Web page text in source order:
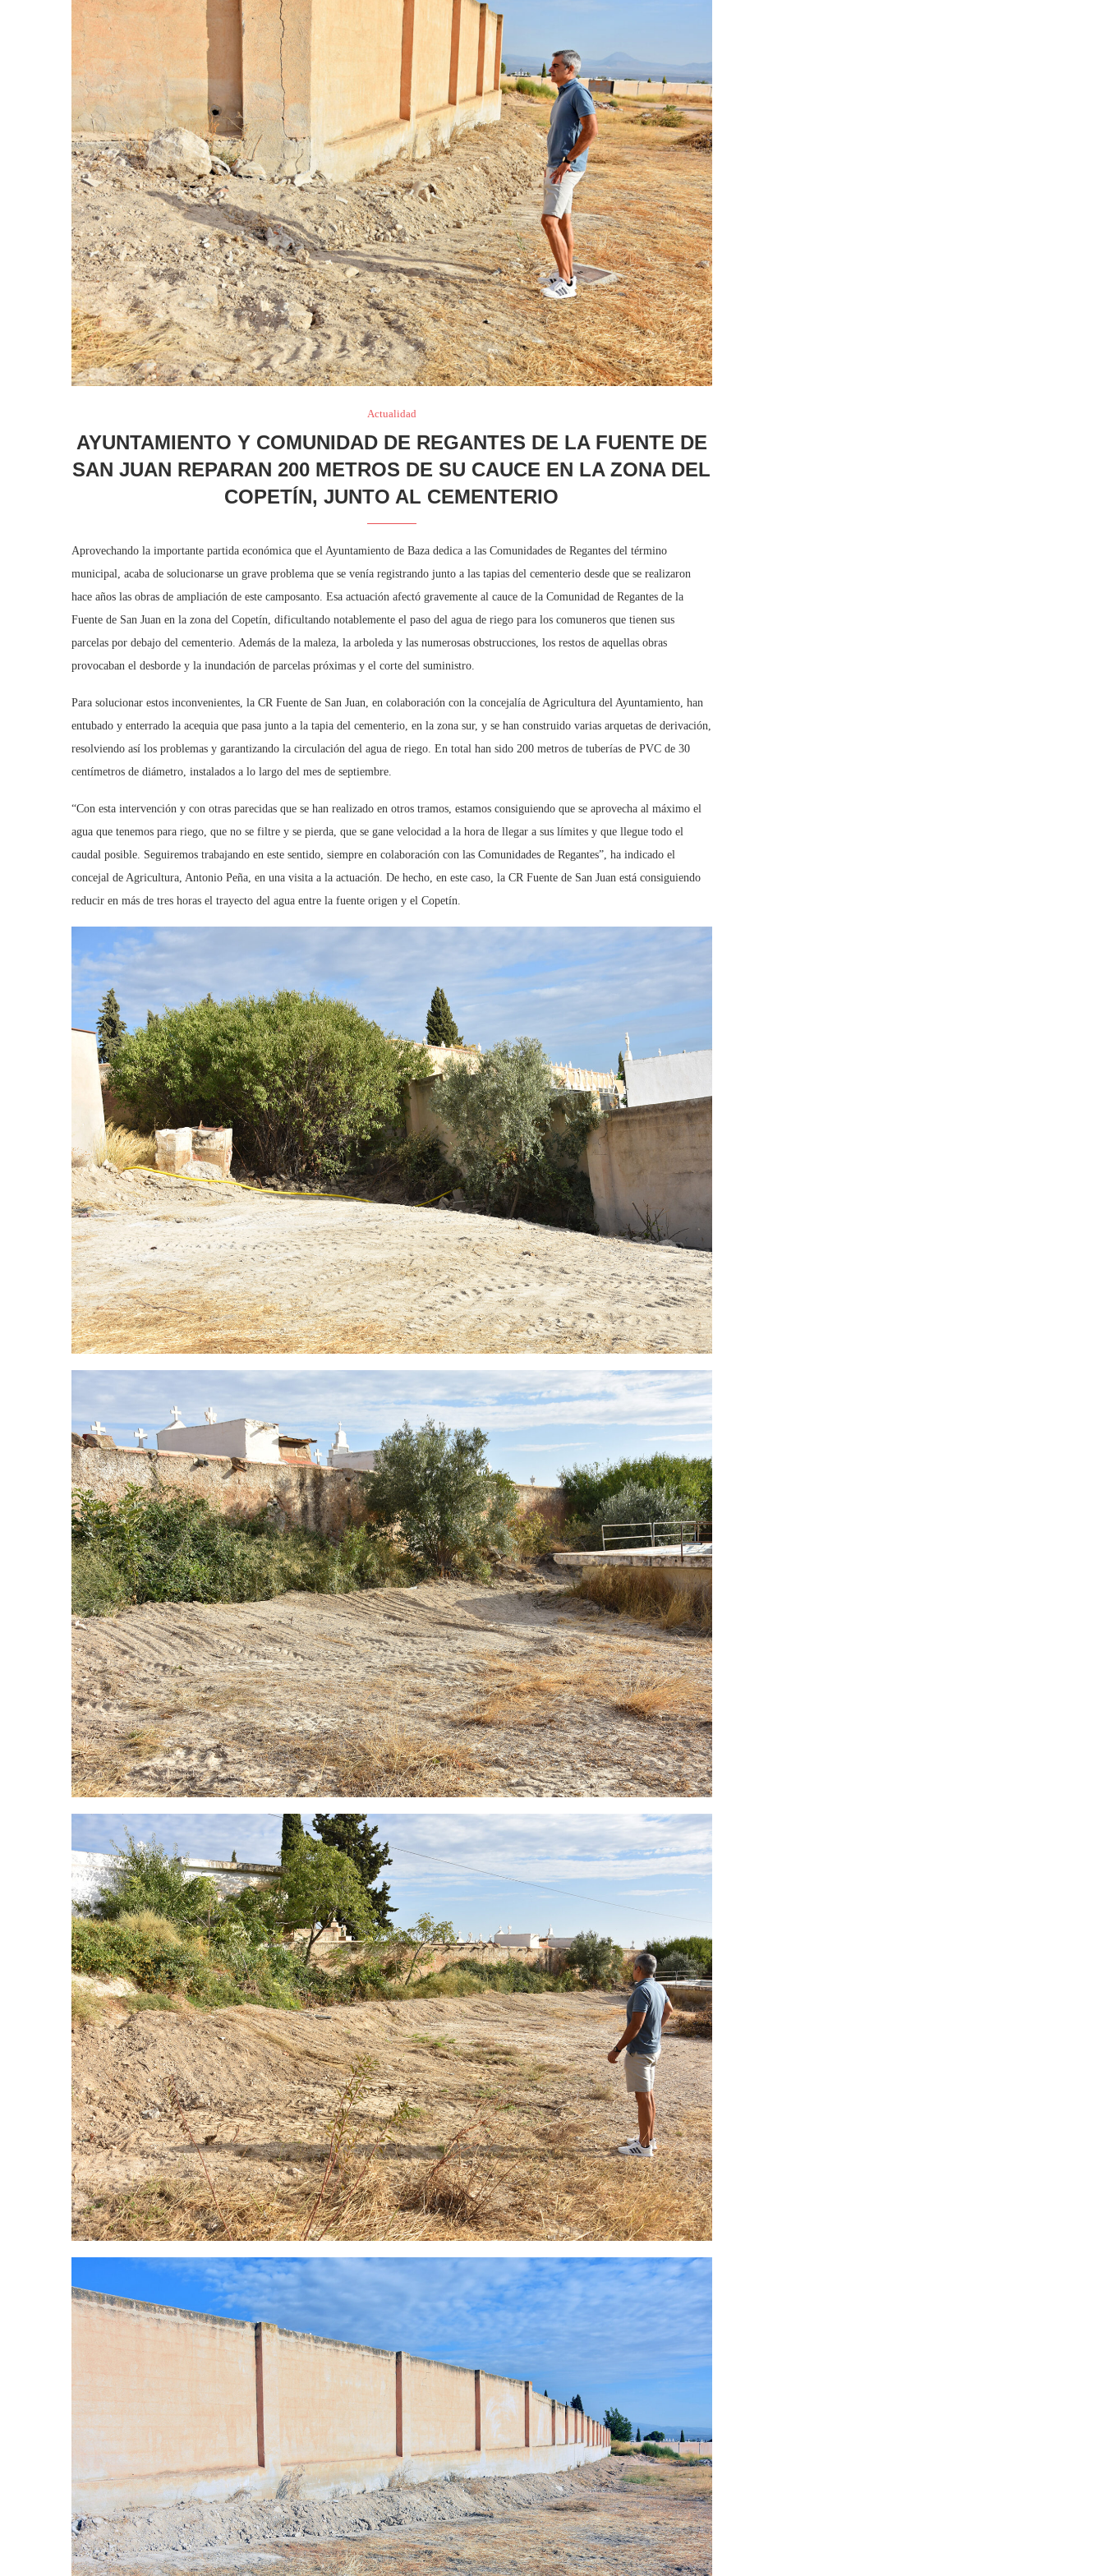
Actualidad
AYUNTAMIENTO Y COMUNIDAD DE REGANTES DE LA FUENTE DE
SAN JUAN REPARAN 200 METROS DE SU CAUCE EN LA ZONA DEL
COPETÍN, JUNTO AL CEMENTERIO
Aprovechando la importante partida económica que el Ayuntamiento de Baza dedica a las Comunidades de Regantes del término
municipal, acaba de solucionarse un grave problema que se venía registrando junto a las tapias del cementerio desde que se realizaron
hace años las obras de ampliación de este camposanto. Esa actuación afectó gravemente al cauce de la Comunidad de Regantes de la
Fuente de San Juan en la zona del Copetín, dificultando notablemente el paso del agua de riego para los comuneros que tienen sus
parcelas por debajo del cementerio. Además de la maleza, la arboleda y las numerosas obstrucciones, los restos de aquellas obras
provocaban el desborde y la inundación de parcelas próximas y el corte del suministro.
Para solucionar estos inconvenientes, la CR Fuente de San Juan, en colaboración con la concejalía de Agricultura del Ayuntamiento, han
entubado y enterrado la acequia que pasa junto a la tapia del cementerio, en la zona sur, y se han construido varias arquetas de derivación,
resolviendo así los problemas y garantizando la circulación del agua de riego. En total han sido 200 metros de tuberías de PVC de 30
centímetros de diámetro, instalados a lo largo del mes de septiembre.
“Con esta intervención y con otras parecidas que se han realizado en otros tramos, estamos consiguiendo que se aprovecha al máximo el
agua que tenemos para riego, que no se filtre y se pierda, que se gane velocidad a la hora de llegar a sus límites y que llegue todo el
caudal posible. Seguiremos trabajando en este sentido, siempre en colaboración con las Comunidades de Regantes”, ha indicado el
concejal de Agricultura, Antonio Peña, en una visita a la actuación. De hecho, en este caso, la CR Fuente de San Juan está consiguiendo
reducir en más de tres horas el trayecto del agua entre la fuente origen y el Copetín.